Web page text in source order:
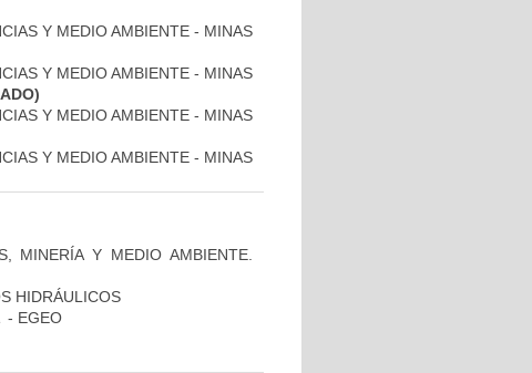
Y MEDIO AMBIENTE - MINAS
Y MEDIO AMBIENTE - MINAS
Y MEDIO AMBIENTE - MINAS
Y MEDIO AMBIENTE - MINAS
MINERÍA Y MEDIO AMBIENTE.
HIDRÁULICOS
- EGEO